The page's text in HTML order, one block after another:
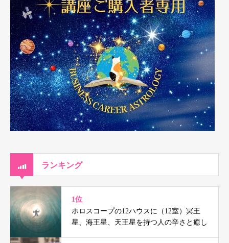
ランキング
1位
ホロスコープの12ハウスに（12室）冥王
星、海王星、天王星を持つ人の辛さと癒し